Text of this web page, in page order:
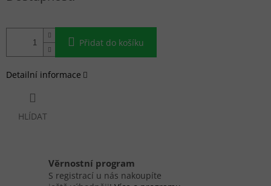
Přidat do košíku
Detailní informace
HLÍDAT
Věrnostní program
S registrací u nás nakoupíte